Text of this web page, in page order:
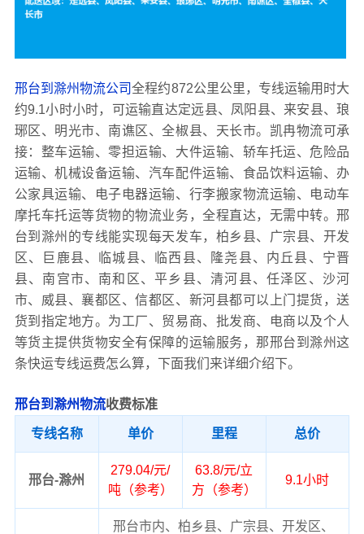
邢台到滁州物流公司全程约872公里公里，专线运输用时大
约9.1小时小时，可运输直达定远县、凤阳县、来安县、琅
琊区、明光市、南谯区、全椒县、天长市。凯冉物流可承
接：整车运输、零担运输、大件运输、轿车托运、危险品
运输、机械设备运输、汽车配件运输、食品饮料运输、办
公家具运输、电子电器运输、行李搬家物流运输、电动车
摩托车托运等货物的物流业务，全程直达，无需中转。邢
台到滁州的专线能实现每天发车，柏乡县、广宗县、开发
区、巨鹿县、临城县、临西县、隆尧县、内丘县、宁晋
县、南宫市、南和区、平乡县、清河县、任泽区、沙河
市、威县、襄都区、信都区、新河县都可以上门提货，送
货到指定地方。为工厂、贸易商、批发商、电商以及个人
等货主提供货物安全有保障的运输服务，那邢台到滁州这
条快运专线运费怎么算，下面我们来详细介绍下。
邢台到滁州物流收费标准
专线名称 单价 里程 总价
邢台-滁州
279.04/元/
吨（参考）
63.8/元/立
方（参考）
9.1小时
邢台市内、柏乡县、广宗县、开发区、